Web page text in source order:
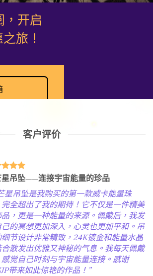
，开启
旅！
客户评价
潜能的能量源泉
晶体从未让我失望！特别是FHSJP的石
列，我佩戴后明显感到更有动力去完成日
标。每当疲惫时，我只需闭上眼，触摸吊
感觉一股暖流涌入全身，立刻恢复精力。
仅是一件饰品，更是我灵性成长路上的伙
推荐给所有正在寻找内心平衡与力量的
生，北京